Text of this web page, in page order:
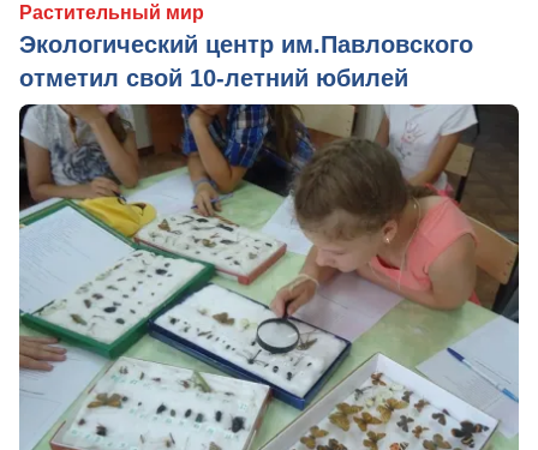
Растительный мир
Экологический центр им.Павловского
отметил свой 10-летний юбилей